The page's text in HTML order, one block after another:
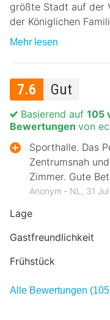
größte Stadt auf der
der Königlichen
Mehr lesen
7.6 Gut
Lage
Gastfreundlichkeit
Frühstück
Basierend auf 105
Bewertungen von
Sporthalle. Das
Zentrumsnah
Zimmer. Gute
Anonym ‐ NL, 31
Alle Bewertungen